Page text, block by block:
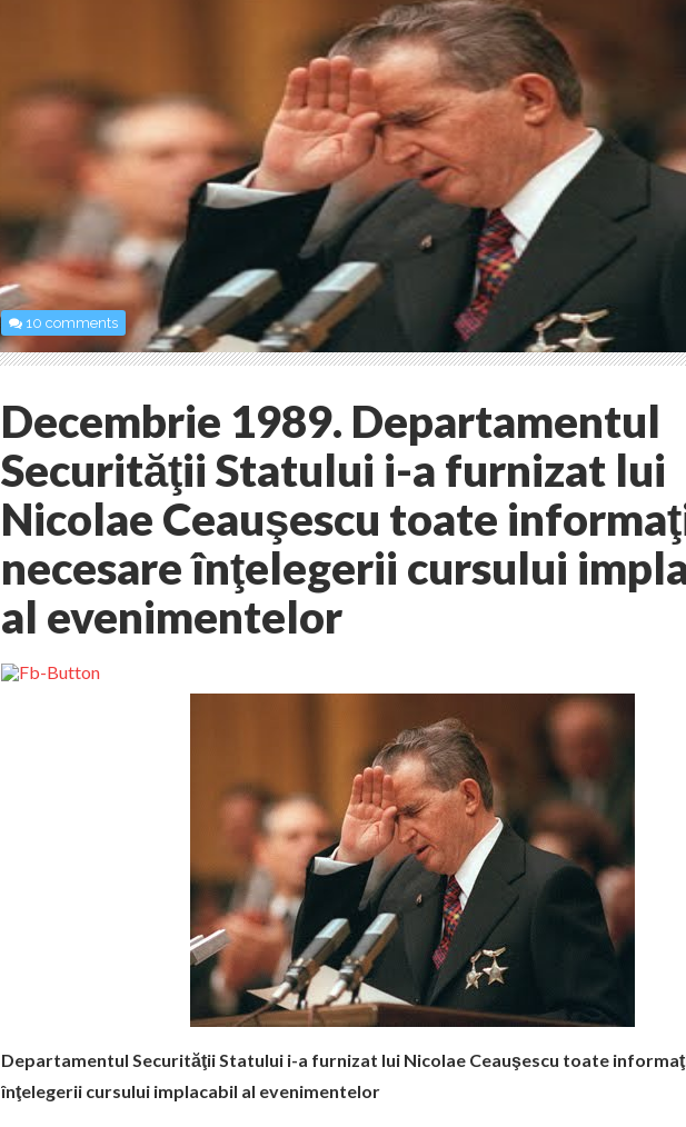
10 comments
Decembrie 1989. Departamentul
Securităţii Statului i-a furnizat lui
Nicolae Ceauşescu toate
necesare înţelegerii cursului
al evenimentelor
Departamentul Securităţii Statului i-a furnizat lui Nicolae Ceauşescu toate
înţelegerii cursului implacabil al evenimentelor